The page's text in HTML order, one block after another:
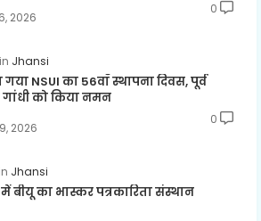
2026
0
Jhansi
NSUI का 56वाँ स्थापना दिवस, पूर्व
गांधी को किया नमन
2026
0
Jhansi
बीयू का भास्कर पत्रकारिता संस्थान